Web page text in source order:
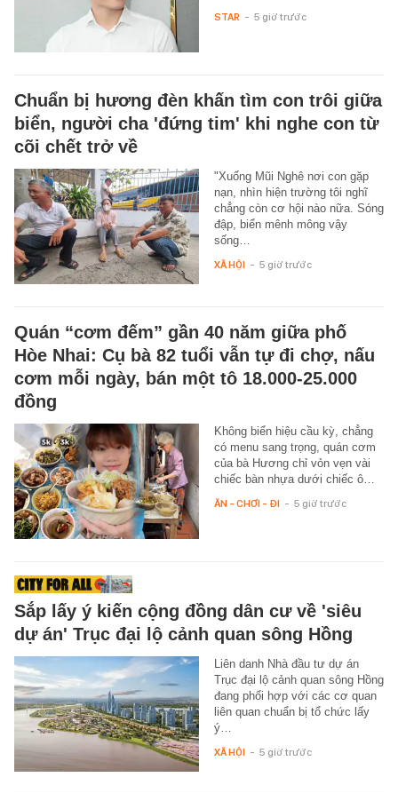
STAR - 5 giờ trước
Chuẩn bị hương đèn khấn tìm con trôi giữa
biển, người cha 'đứng tim' khi nghe con từ
cõi chết trở về
"Xuống Mũi Nghê nơi con gặp
nạn, nhìn hiện trường tôi nghĩ
chẳng còn cơ hội nào nữa. Sóng
đập, biển mênh mông vậy
sống…
XÃ HỘI - 5 giờ trước
Quán “cơm đếm” gần 40 năm giữa phố
Hòe Nhai: Cụ bà 82 tuổi vẫn tự đi chợ, nấu
cơm mỗi ngày, bán một tô 18.000-25.000
đồng
Không biển hiệu cầu kỳ, chẳng
có menu sang trọng, quán cơm
của bà Hương chỉ vỏn vẹn vài
chiếc bàn nhựa dưới chiếc ô…
ĂN - CHƠI - ĐI - 5 giờ trước
Sắp lấy ý kiến cộng đồng dân cư về 'siêu
dự án' Trục đại lộ cảnh quan sông Hồng
Liên danh Nhà đầu tư dự án
Trục đại lộ cảnh quan sông Hồng
đang phối hợp với các cơ quan
liên quan chuẩn bị tổ chức lấy
ý…
XÃ HỘI - 5 giờ trước